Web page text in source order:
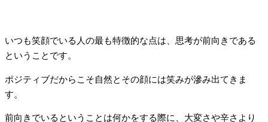
いつも笑顔でいる人の最も特徴的な点は、思考が前向きである
ということです。
ポジティブだからこそ自然とその顔には笑みが滲み出てきま
す。
前向きでいるということは何かをする際に、大変さや辛さより